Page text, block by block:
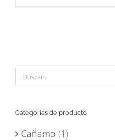
Buscar:
Categorías de producto
Cañamo (1)